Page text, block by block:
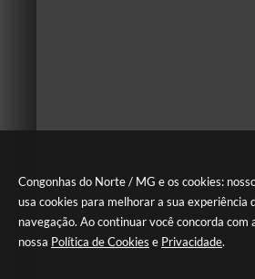
Congonhas do Norte / MG e os cookies:
usa cookies para melhorar a sua experiência
navegação. Ao continuar você concorda com
nossa Política de Cookies e Privacidade.